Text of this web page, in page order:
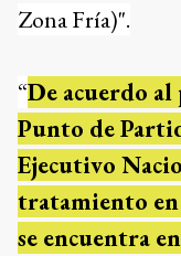
Zona Fría)".
“De acuerdo al
Punto de
Ejecutivo
tratamiento en
se encuentra